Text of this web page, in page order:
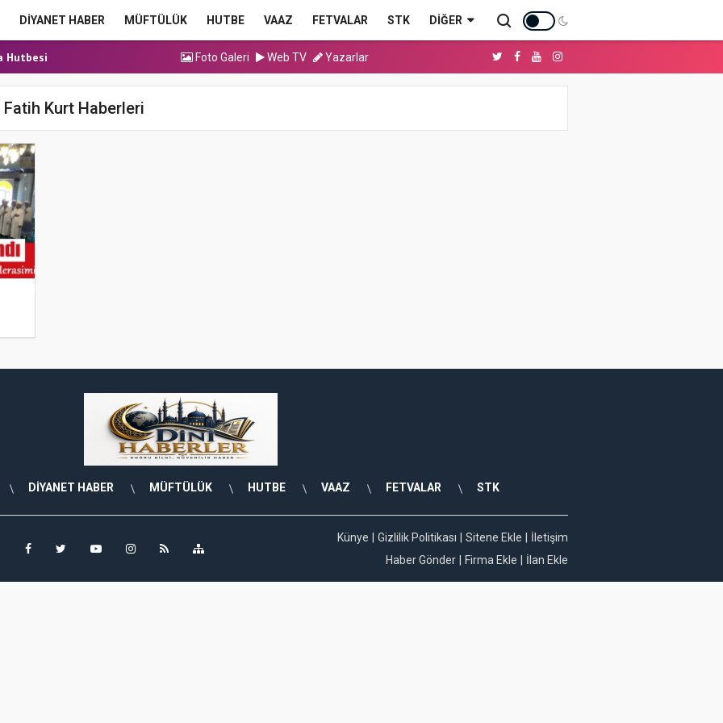
DİYANET HABER MÜFTÜLÜK HUTBE VAAZ FETVALAR STK DIĞER
Hutbesi
Hutbesi
Kadrolu Kur’an...
Hutbesi
Hutbesi
Hutbesi
Foto Galeri Web TV Yazarlar
Kurt Haberleri
DİYANET HABER MÜFTÜLÜK HUTBE VAAZ FETVALAR STK
Künye Gizlilik Politikası Sitene Ekle
İletişim
Haber Gönder
Firma Ekle İlan Ekle